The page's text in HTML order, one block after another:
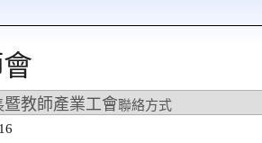
暨教師產業工會聯絡方式